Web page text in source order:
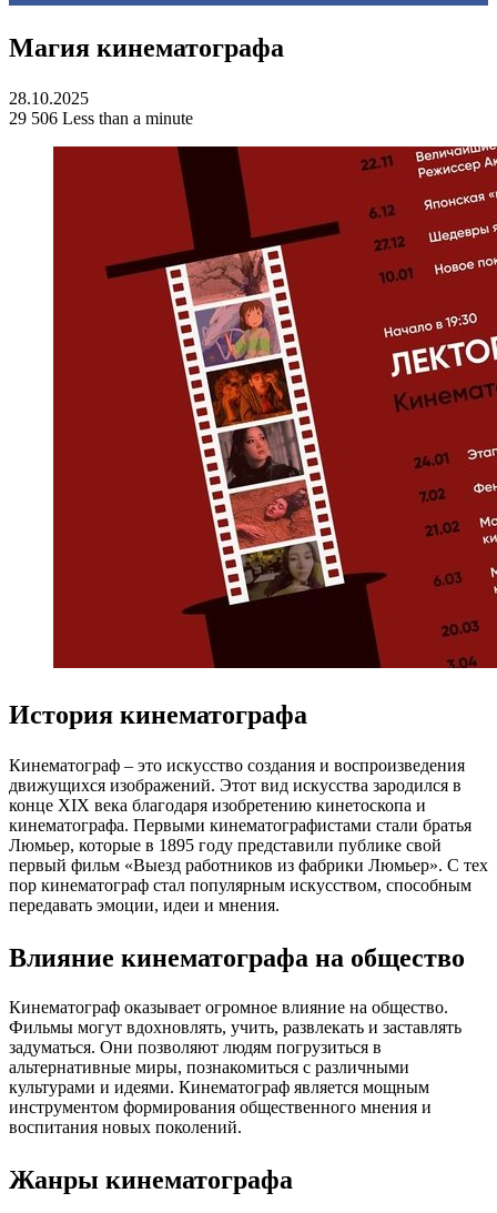
for
Магия кинематографа
28.10.2025
29 506 Less than a minute
История кинематографа
Кинематограф – это искусство создания и воспроизведения
движущихся изображений. Этот вид искусства зародился в
конце XIX века благодаря изобретению кинетоскопа и
кинематографа. Первыми кинематографистами стали братья
Люмьер, которые в 1895 году представили публике свой
первый фильм «Выезд работников из фабрики Люмьер». С тех
пор кинематограф стал популярным искусством, способным
передавать эмоции, идеи и мнения.
Влияние кинематографа на общество
Кинематограф оказывает огромное влияние на общество.
Фильмы могут вдохновлять, учить, развлекать и заставлять
задуматься. Они позволяют людям погрузиться в
альтернативные миры, познакомиться с различными
культурами и идеями. Кинематограф является мощным
инструментом формирования общественного мнения и
воспитания новых поколений.
Жанры кинематографа